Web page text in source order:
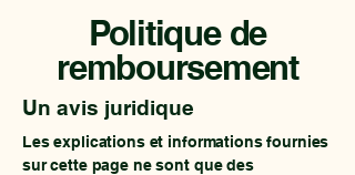
Politique de
remboursement
Un avis juridique
Les explications et informations fournies
sur cette page ne sont que des